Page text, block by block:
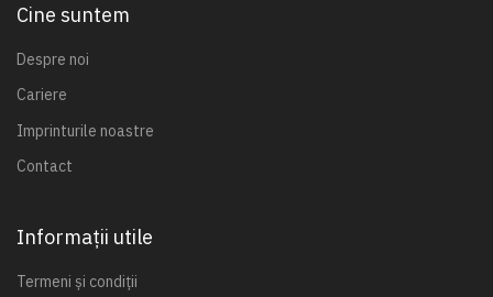
Cine suntem
Despre noi
Cariere
Imprinturile noastre
Contact
Informații utile
Termeni și condiții